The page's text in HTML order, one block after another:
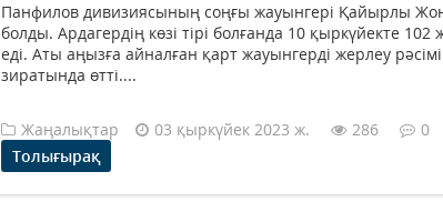
Панфилов дивизиясының соңғы жауынгері Қайырлы
болды. Ардагердің көзі тірі болғанда 10 қыркүйекте 102
еді. Аты аңызға айналған қарт жауынгерді жерлеу
зиратында өтті....
Жаңалықтар 03 қыркүйек 2023 ж. 286
0
Толығырақ